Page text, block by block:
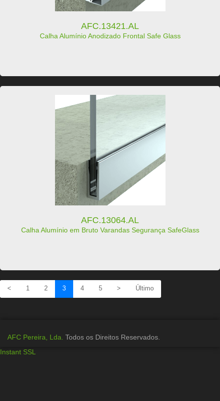
AFC.13421.AL
Calha Alumínio Anodizado Frontal Safe Glass
AFC.13064.AL
Calha Alumínio em Bruto Varandas Segurança SafeGlass
< 1 2 3 4 5 > Último
AFC Pereira, Lda. Todos os Direitos Reservados.
Instant SSL